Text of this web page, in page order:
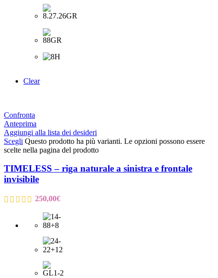
Clear
Confronta
Anteprima
Aggiungi alla lista dei desideri
Scegli Questo prodotto ha più varianti. Le opzioni possono essere
scelte nella pagina del prodotto
TIMELESS – riga naturale a sinistra e frontale
invisibile
250,00€